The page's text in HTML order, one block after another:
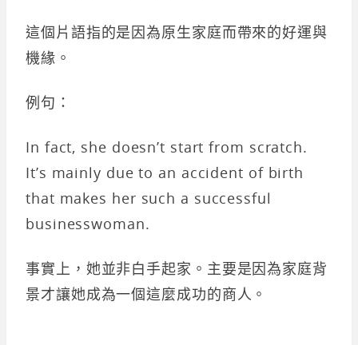
這個片語指的是因為原生家庭而帶來的好運與
機緣。
例句：
In fact, she doesn’t start from scratch.
It’s mainly due to an accident of birth
that makes her such a successful
businesswoman.
事實上，她並非白手起家。主要是因為家庭背
景才讓她成為一個這麼成功的商人。